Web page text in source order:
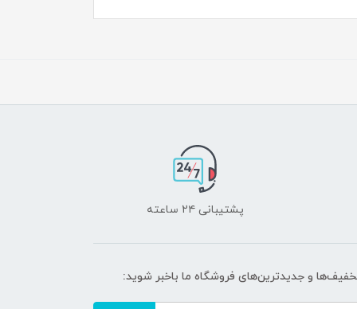
پشتیبانی ۲۴ ساعته
و جدیدترین‌های فروشگاه ما باخبر شوید: